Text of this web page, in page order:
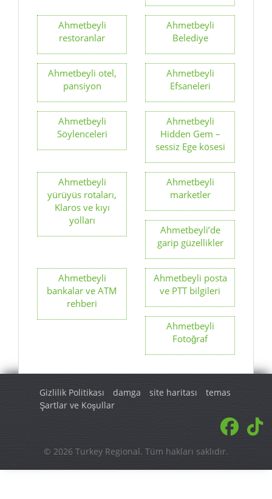
pansiyon
Ahmetbeyli
Efsaneleri
Ahmetbeyli
Söylenceleri
Ahmetbeyli
Hidden Gem –
sessiz Ege kösesi
Ahmetbeyli
yürüyüs rotaları,
Klaros ve kıyı
Ahmetbeyli
marketler
Ahmetbeyli’de
garip güzellikler
Ahmetbeyli
bankalar ve ATM
rehberi
Ahmetbeyli posta
ve PTT bilgileri
Ahmetbeyli
Fotoğraf
site haritası
temas
© 2026 Turkey Regional. Tüm hakları saklıdır.